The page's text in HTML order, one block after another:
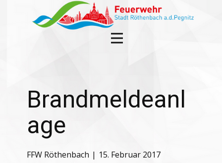
Brandmeldeanl
age
FFW Röthenbach 15. Februar 2017